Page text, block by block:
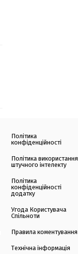
Політика
конфіденційності
Політика використання
штучного інтелекту
Політика
конфіденційності
додатку
Угода Користувача
Спільноти
Правила коментування
Технічна інформація